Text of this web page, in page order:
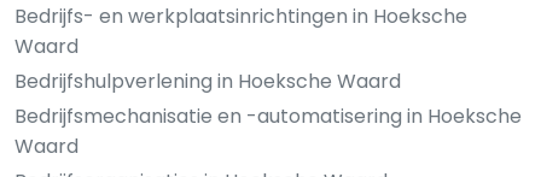
Bedrijfs- en werkplaatsinrichtingen in Hoeksche
Waard
Bedrijfshulpverlening in Hoeksche Waard
Bedrijfsmechanisatie en -automatisering in Hoeksche
Waard